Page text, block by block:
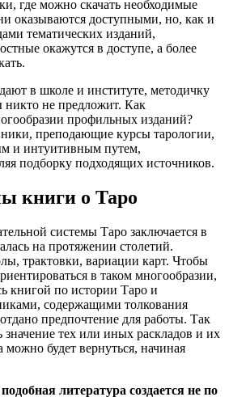
где можно скачать необходимые
оказываются доступными, но, как и
тематических изданий,
окажутся в доступе, а более
в школе и институте, методичку
никто не предложит. Как
профильных изданий?
преподающие курсы тарологии,
и интуитивным путем,
подборку подходящих источников.
книги о Таро
системы Таро заключается в
на протяжении столетий.
трактовки, вариации карт. Чтобы
в таком многообразии,
книгой по истории Таро и
содержащими толкования
предпочтение для работы. Так
значение тех или иных раскладов и их
будет вернуться, начиная
литература создается не по